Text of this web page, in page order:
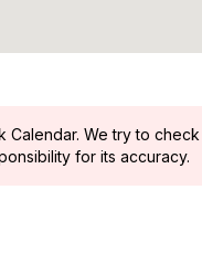
Calendar. We try to
for its accuracy.